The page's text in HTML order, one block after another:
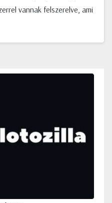
vannak felszerelve, ami